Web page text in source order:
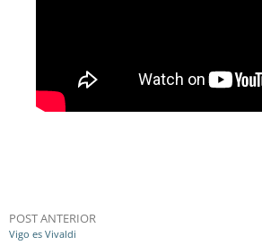
POST ANTERIOR
Vigo es Vivaldi